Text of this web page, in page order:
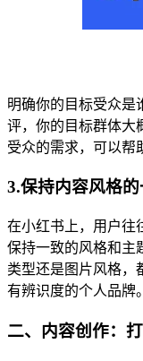
明确你的目标受众是
评，你的目标群体大
受众的需求，可以帮
3.保持内容风格
在小红书上，用户往
保持一致的风格和主
类型还是图片风格，
有辨识度的个人品牌。
二、内容创作：